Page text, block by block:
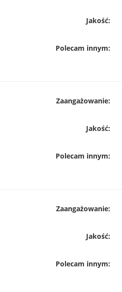
Jakość:
Polecam innym:
Zaangażowanie:
Jakość:
Polecam innym:
Zaangażowanie:
Jakość:
Polecam innym: